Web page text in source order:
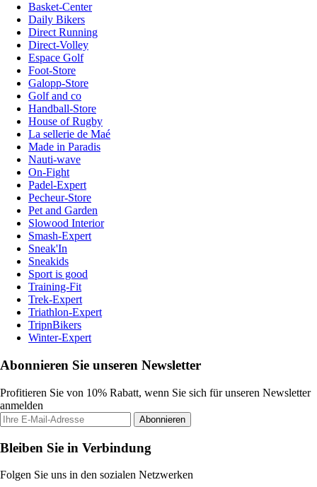
Basket-Center
Daily Bikers
Direct Running
Direct-Volley
Espace Golf
Foot-Store
Galopp-Store
Golf and co
Handball-Store
House of Rugby
La sellerie de Maé
Made in Paradis
Nauti-wave
On-Fight
Padel-Expert
Pecheur-Store
Pet and Garden
Slowood Interior
Smash-Expert
Sneak'In
Sneakids
Sport is good
Training-Fit
Trek-Expert
Triathlon-Expert
TripnBikers
Winter-Expert
Abonnieren Sie unseren Newsletter
Profitieren Sie von 10% Rabatt, wenn Sie sich für unseren Newsletter
anmelden
Abonnieren
Bleiben Sie in Verbindung
Folgen Sie uns in den sozialen Netzwerken